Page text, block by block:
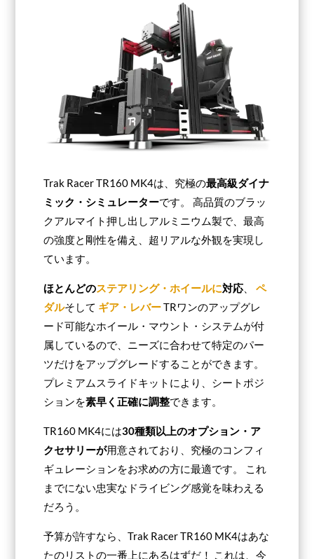
Trak Racer TR160 MK4は、究極の最高級ダイナ
ミック・シミュレーターです。 高品質のブラッ
クアルマイト押し出しアルミニウム製で、最高
の強度と剛性を備え、超リアルな外観を実現し
ています。
ほとんどのステアリング・ホイールに対応、ペ
ダルそして ギア・レバーTRワンのアップグレ
ード可能なホイール・マウント・システムが付
属しているので、ニーズに合わせて特定のパー
ツだけをアップグレードすることができます。
プレミアムスライドキットにより、シートポジ
ションを素早く正確に調整できます。
TR160 MK4には30種類以上のオプション・ア
クセサリーが用意されており、究極のコンフィ
ギュレーションをお求めの方に最適です。 これ
までにない忠実なドライビング感覚を味わえる
だろう。
予算が許すなら、Trak Racer TR160 MK4はあな
たのリストの一番上にあるはずだ！ これは、今